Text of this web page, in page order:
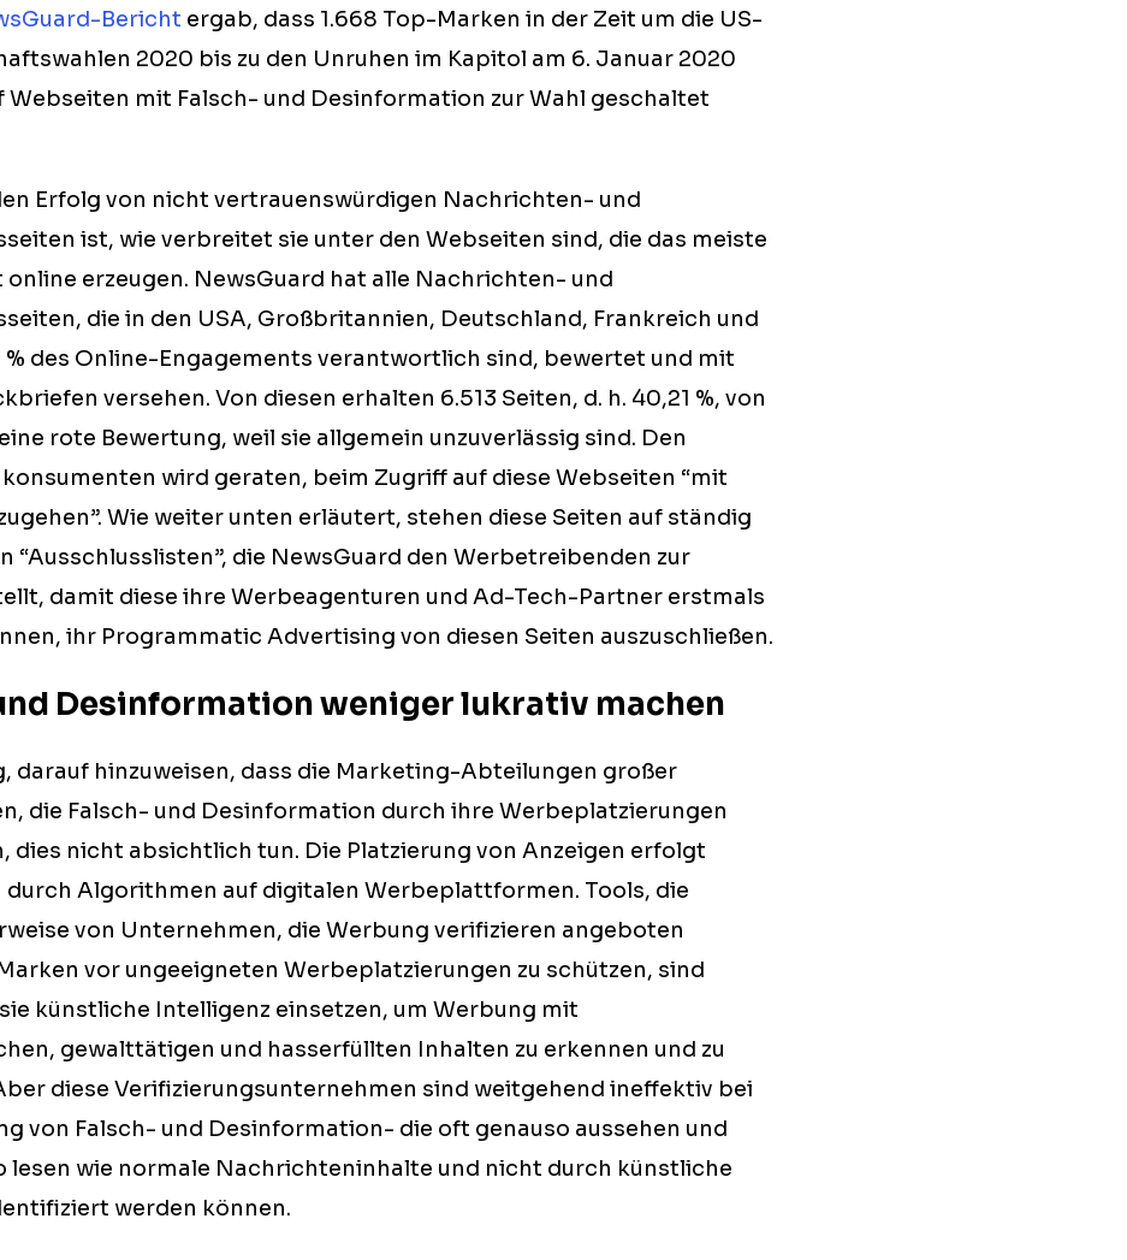
Bericht ergab, dass 1.668 Top-Marken in der Zeit um die US-
2020 bis zu den Unruhen im Kapitol am 6. Januar 2020
Webseiten mit Falsch- und Desinformation zur Wahl geschaltet
Erfolg von nicht vertrauenswürdigen Nachrichten- und
ist, wie verbreitet sie unter den Webseiten sind, die das meiste
online erzeugen. NewsGuard hat alle Nachrichten- und
die in den USA, Großbritannien, Deutschland, Frankreich und
% des Online-Engagements verantwortlich sind, bewertet und mit
versehen. Von diesen erhalten 6.513 Seiten, d. h. 40,21 %, von
rote Bewertung, weil sie allgemein unzuverlässig sind. Den
wird geraten, beim Zugriff auf diese Webseiten “mit
Wie weiter unten erläutert, stehen diese Seiten auf ständig
“Ausschlusslisten”, die NewsGuard den Werbetreibenden zur
damit diese ihre Werbeagenturen und Ad-Tech-Partner erstmals
ihr Programmatic Advertising von diesen Seiten auszuschließen.
Desinformation weniger lukrativ machen
darauf hinzuweisen, dass die Marketing-Abteilungen großer
die Falsch- und Desinformation durch ihre Werbeplatzierungen
dies nicht absichtlich tun. Die Platzierung von Anzeigen erfolgt
Algorithmen auf digitalen Werbeplattformen. Tools, die
von Unternehmen, die Werbung verifizieren angeboten
vor ungeeigneten Werbeplatzierungen zu schützen, sind
künstliche Intelligenz einsetzen, um Werbung mit
gewalttätigen und hasserfüllten Inhalten zu erkennen und zu
diese Verifizierungsunternehmen sind weitgehend ineffektiv bei
von Falsch- und Desinformation- die oft genauso aussehen und
lesen wie normale Nachrichteninhalte und nicht durch künstliche
werden können.